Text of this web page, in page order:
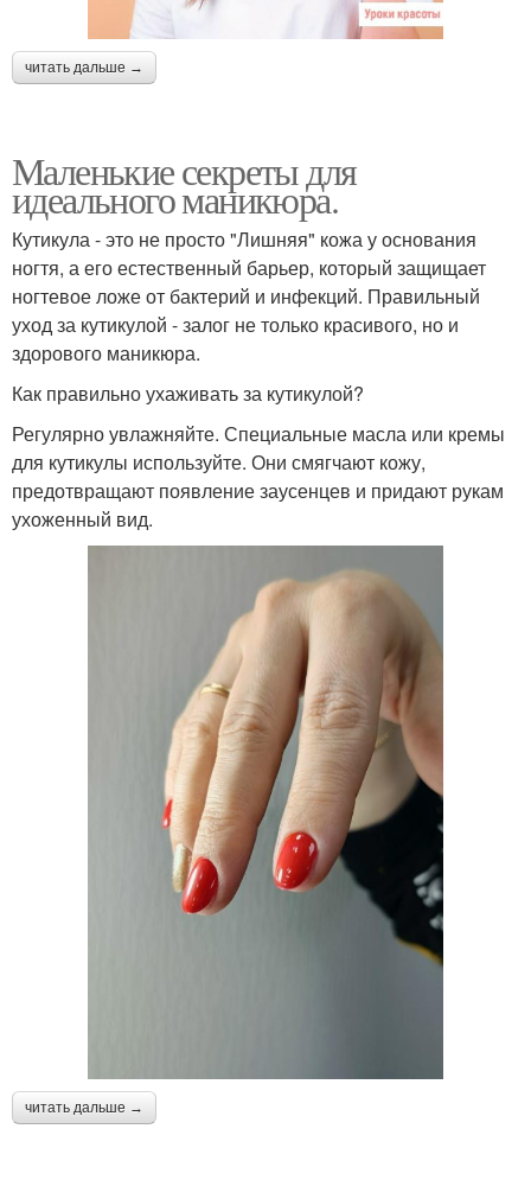
читать дальше →
Маленькие секреты для
идеального маникюра.
Кутикула - это не просто "Лишняя" кожа у основания
ногтя, а его естественный барьер, который защищает
ногтевое ложе от бактерий и инфекций. Правильный
уход за кутикулой - залог не только красивого, но и
здорового маникюра.
Как правильно ухаживать за кутикулой?
Регулярно увлажняйте. Специальные масла или кремы
для кутикулы используйте. Они смягчают кожу,
предотвращают появление заусенцев и придают рукам
ухоженный вид.
читать дальше →